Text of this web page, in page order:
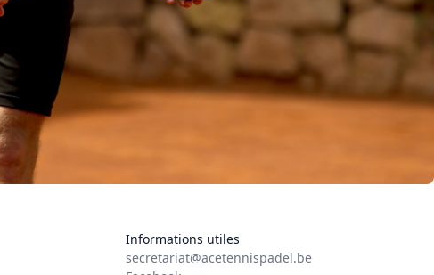
Informations utiles
secretariat@acetennispadel.be